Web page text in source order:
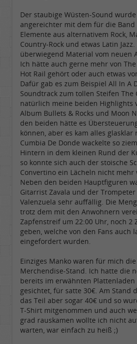
Der staubige Wüsten-Sound
angereichter mit dem für die Band
Elemente aus alternativem Rock,
Country-Rock und etwas Latin
überwiegend Material vom neuen
Ich hätte auch gerne mehr von
Hot Rail gehört oder auch etwas
Dafür gab es zum Beispiel All In A
Soundtrack zum tollen Steifen The
natürlich meine beiden Highlights
Album Bullets & Rocks und Moon
den beiden hätte es
können, aber es kam alles glasklar
Cumbia De Donde wackelte so
Hintern in dem kleinen Rund der
so konnte sich auch der stoische
Convertino ein Lächeln nicht mehr
Neben den beiden Hauptfiguren
Gitarrist Zavala und der
Valenzuela sehr auffällig. Die
trotz dem mit den Anwohnern
Zapfenstreif um 22:00 Uhr, noch 2
geben, welche von den Fans auch
eingefordert wurden.
Einziges Manko waren für mich die
Merchendise-Stand. Ich hatte die
bereits im erwähnten Plattenladen
gesichtet, für satte 30€. Am Stand
das Teil aber sogar 40€ und so
T-Shirt mitgenommen und auch
grad rauskamen wollte ich nicht
warten, war einfach zu heiß ;)